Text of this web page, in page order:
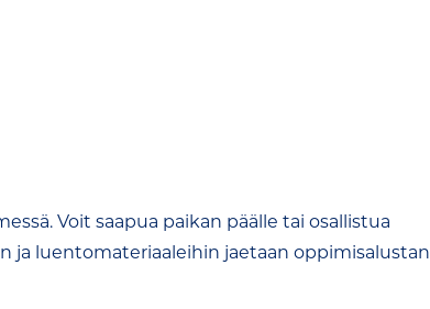
Voit saapua paikan päälle tai osallistua
ja luentomateriaaleihin jaetaan oppimisalustan